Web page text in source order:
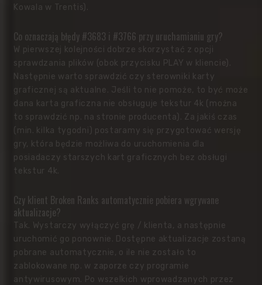
Kowala w Trentis).
Co oznaczają błędy #3683 i #3766 przy uruchamianiu gry?
W pierwszej kolejności dobrze skorzystać z opcji
sprawdzania plików (obok przycisku PLAY w kliencie).
Następnie warto sprawdzić czy sterowniki karty
graficznej są aktualne. Jeśli to nie pomoże, to być może
dana karta graficzna nie obsługuje tekstur 4k (można
to sprawdzić np. na stronie producenta). Za jakiś czas
(min. kilka tygodni) postaramy się przygotować wersję
gry, która będzie możliwa do uruchomienia dla
posiadaczy starszych kart graficznych bez obsługi
tekstur 4k.
Czy klient Broken Ranks automatycznie pobiera wgrywane
aktualizacje?
Tak. Wystarczy wyłączyć grę / klienta, a następnie
uruchomić go ponownie. Dostępne aktualizacje zostaną
pobrane automatycznie, o ile nie zostało to
zablokowane np. w zaporze czy programie
antywirusowym. Po wszelkich wprowadzanych przez